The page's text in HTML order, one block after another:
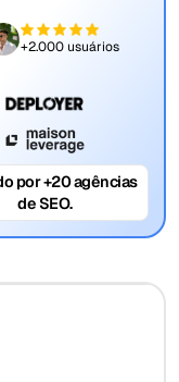
+2.000 usuários
por +20 agências
de SEO.